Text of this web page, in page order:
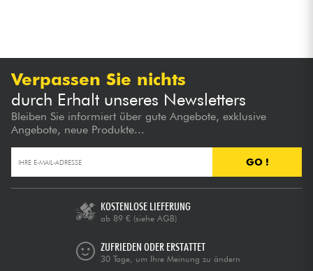
Verpassen Sie nichts
durch Erhalt unseres Newsletters
Bleiben Sie informiert über gute Angebote, exklusive
Angebote, neue Produkte...
GO !
KOSTENLOSE LIEFERUNG
ab 89 € (siehe AGB)
ZUFRIEDEN ODER ERSTATTET
30 Tage, um Ihre Meinung zu ändern